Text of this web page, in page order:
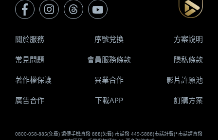
0800-058-885(免費) 遠傳手機直撥 888(免費) 市話撥 449-5888(市話計費)*市話請直撥
關於服務 序號兌換 方案說明
常見問題 會員服務條款 隱私條款
著作權保護 異業合作 影片許願池
廣告合作 下載APP 訂購方案